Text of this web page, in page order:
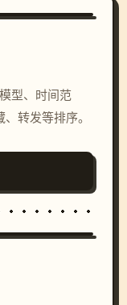
型、时间范
转发等排序。